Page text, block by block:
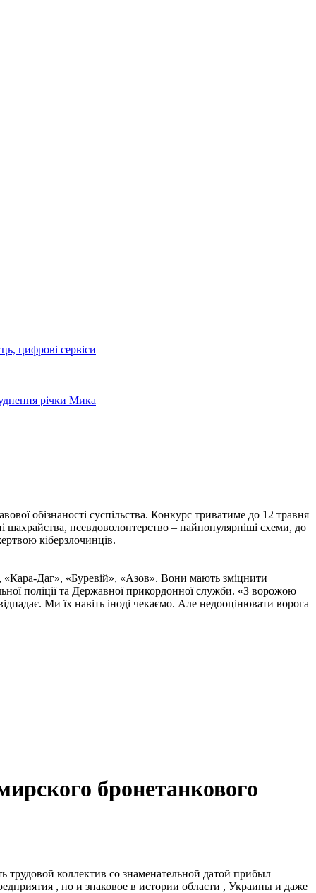
цифрові сервіси
річки Мика
обізнаності суспільства. Конкурс триватиме до 12 травня
шахрайства, псевдоволонтерство – найпопулярніші схеми, до
кіберзлочинців.
«Кара-Даг», «Буревій», «Азов». Вони мають зміцнити
поліції та Державної прикордонної служби. «З ворожою
Ми їх навіть іноді чекаємо. Але недооцінювати ворога
бронетанкового
трудовой коллектив со знаменательной датой прибыл
, но и знаковое в истории области , Украины и даже